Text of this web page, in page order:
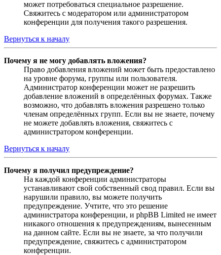
может потребоваться специальное разрешение.
Свяжитесь с модератором или администратором
конференции для получения такого разрешения.
Вернуться к началу
Почему я не могу добавлять вложения?
Право добавления вложений может быть предоставлено
на уровне форума, группы или пользователя.
Администратор конференции может не разрешить
добавление вложений в определённых форумах. Также
возможно, что добавлять вложения разрешено только
членам определённых групп. Если вы не знаете, почему
не можете добавлять вложения, свяжитесь с
администратором конференции.
Вернуться к началу
Почему я получил предупреждение?
На каждой конференции администраторы
устанавливают свой собственный свод правил. Если вы
нарушили правило, вы можете получить
предупреждение. Учтите, что это решение
администратора конференции, и phpBB Limited не имеет
никакого отношения к предупреждениям, вынесенным
на данном сайте. Если вы не знаете, за что получили
предупреждение, свяжитесь с администратором
конференции.